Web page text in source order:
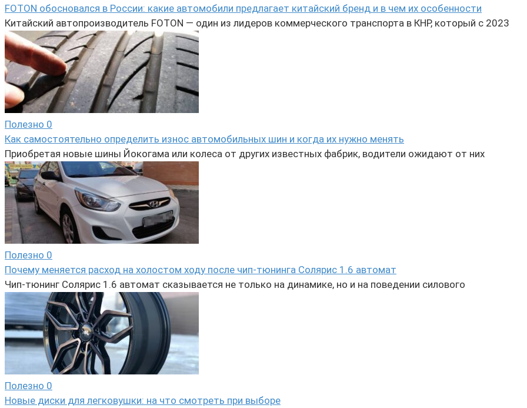
FOTON обосновался в России: какие автомобили предлагает китайский бренд и в чем их особенности
Китайский автопроизводитель FOTON — один из лидеров коммерческого транспорта в КНР, который с 2023
Полезно 0
Как самостоятельно определить износ автомобильных шин и когда их нужно менять
Приобретая новые шины Йокогама или колеса от других известных фабрик, водители ожидают от них
Полезно 0
Почему меняется расход на холостом ходу после чип-тюнинга Солярис 1.6 автомат
Чип-тюнинг Солярис 1.6 автомат сказывается не только на динамике, но и на поведении силового
Полезно 0
Новые диски для легковушки: на что смотреть при выборе